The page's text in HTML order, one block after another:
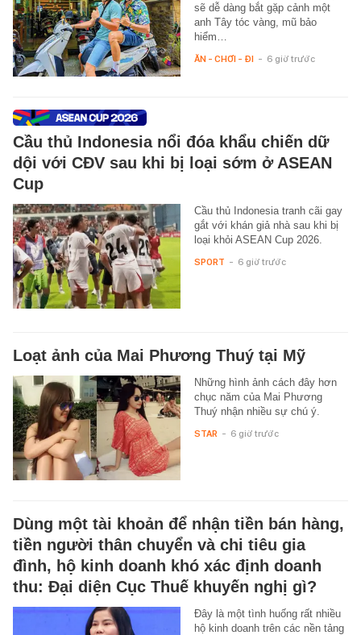
sẽ dễ dàng bắt gặp cảnh một
anh Tây tóc vàng, mũ bảo
hiểm…
ĂN - CHƠI - ĐI - 6 giờ trước
Cầu thủ Indonesia nổi đóa khẩu chiến dữ
dội với CĐV sau khi bị loại sớm ở ASEAN
Cup
Cầu thủ Indonesia tranh cãi gay
gắt với khán giả nhà sau khi bị
loại khỏi ASEAN Cup 2026.
SPORT - 6 giờ trước
Loạt ảnh của Mai Phương Thuý tại Mỹ
Những hình ảnh cách đây hơn
chục năm của Mai Phương
Thuý nhận nhiều sự chú ý.
STAR - 6 giờ trước
Dùng một tài khoản để nhận tiền bán hàng,
tiền người thân chuyển và chi tiêu gia
đình, hộ kinh doanh khó xác định doanh
thu: Đại diện Cục Thuế khuyến nghị gì?
Đây là một tình huống rất nhiều
hộ kinh doanh trên các nền tảng